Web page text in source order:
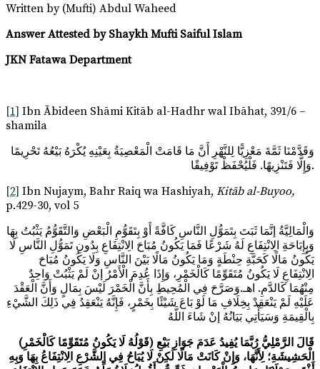
Written by (Mufti) Abdul Waheed
Answer Attested by Shaykh Mufti Saiful Islam
JKN Fatawa Department
[1] Ibn Ābideen Shāmi Kitāb al-Hadhr wal Ibāhat, 391/6 –
shamila
وَقَدَّمْنَا ثَمَّةَ مَعْزِيًّا لِلنَّهْرِ أَنَّ مَا قَامَتْ الْمَعْصِيَةُ بِعَيْنِهِ يُكْرَهُ بَيْعُهُ تَحْرِيمًا
وَإِلَّا فَتَنْزِيهًا. فَلْيُحْفَظْ تَوْفِيقًا.
[2] Ibn Nujaym, Bahr Raiq wa Hashiyah, Kitāb al-Buyoo,
p.429-30, vol 5
وَالْمَالِيَّةُ إنَّمَا ثَبَتَ بِتَمَوُّلِ النَّاسِ كَافَّةً أَوْ بِتَقَوُّمِ الْبَعْضِ وَالتَّقَوُّمُ يَثْبُتُ بِهَا
وَبِإِبَاحَةِ الِانْتِفَاعِ لَهُ شَرْعًا فَمَا يَكُونُ مُبَاحَ الِانْتِفَاعِ بِدُونِ تَمَوُّلِ النَّاسِ لَا
يَكُونُ مَالًا كَحَبَّةِ حِنْطَةٍ وَمَا يَكُونُ مَالًا بَيْنَ النَّاسِ وَلَا يَكُونُ مُبَاحَ
الِانْتِفَاعِ لَا يَكُونُ مُتَقَوِّمًا كَالْخَمْرِ، وَإِذَا عُدِمَ الْأَمْرُ إنْ لَمْ يَثْبُتْ وَاحِدٌ
مِنْهُمَا كَالدَّمِ. اهـ.وَصَرَّحَ فِي الْمُحِيطِ بِأَنَّ الْخَمْرَ لَيْسَ بِمَالٍ وَأَنَّ الْعَقْدَ
عَلَيْهِ لَمْ يَنْعَقِدْ بِخِلَافِ مَا لَوْ بَاعَ شَيْئًا بِخَمْرٍ، فَإِنَّهُ يَنْعَقِدُ فِي ذَلِكَ الشَّيْءِ
بِالْقِيمَةِ وَسَيَأْتِي بَيَانُهُ إنْ شَاءَ اللَّهُ
(قَوْلُهُ لَا يَكُونُ مُتَقَوِّمًا كَالْخَمْرِ) قَالَ الرَّمْلِيُّ رُبَّمَا يُفِيدُ عَدَمَ جَوَازِ بَيْعِ
الْحَشِيشَةِ؛ لِأَنَّهَا، وَإِنْ كَانَتْ مَالًا لَكِنْ لَا يُبَاحُ فِي الشَّرْعِ الِانْتِفَاعُ بِهَا وَبِهِ